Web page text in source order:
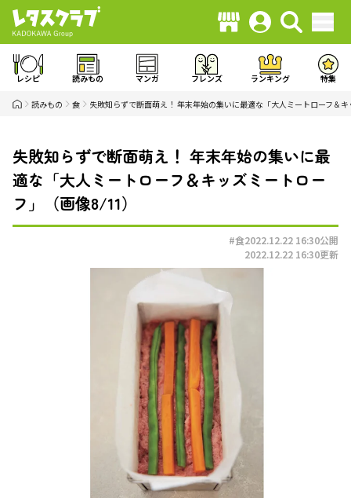
レシピ 読みもの マンガ フレンズ ランキング 特集
読みもの 食 失敗知らずで断面萌え！ 年末年始の集いに最適な「大人ミートローフ＆
失敗知らずで断面萌え！ 年末年始の集いに最
適な「大人ミートローフ＆キッズミートロー
フ」（画像8/11）
#食2022.12.22 16:30公開
2022.12.22 16:30更新